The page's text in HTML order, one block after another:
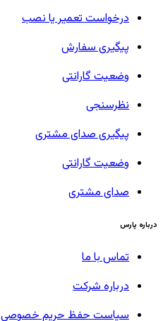
درخواست تعمیر یا نصب
پیگیری سفارش
وضعیت گارانتی
نظرسنجی
پیگیری صدای مشتری
وضعیت گارانتی
صدای مشتری
درباره پارس
تماس با ما
درباره شرکت
سیاست حفظ حریم خصوصی